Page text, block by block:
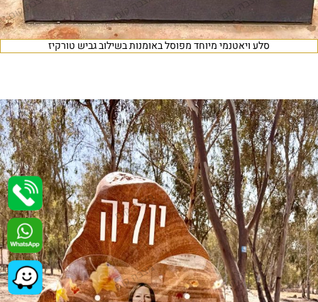
סלע ויאטנמי מיוחד מפוסל באומנות בשילוב גביש טורקיז